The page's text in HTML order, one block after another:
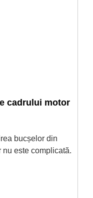
cadrului motor
bucșelor din
este complicată.